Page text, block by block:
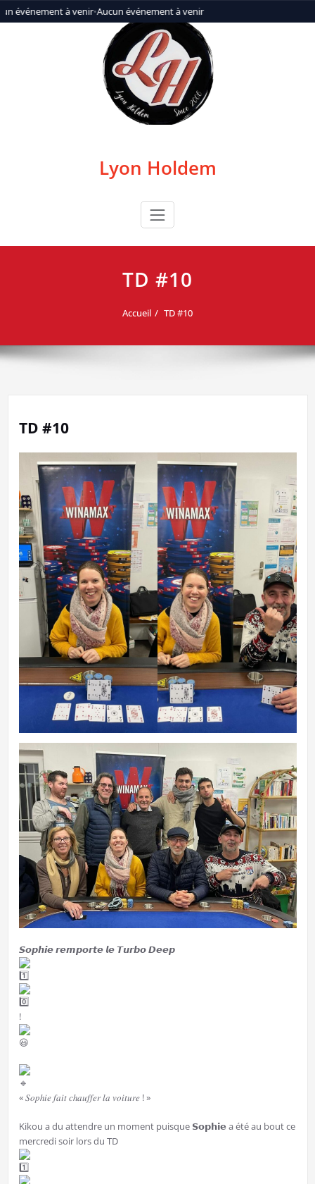
événement à venir•Aucun événement à venir
Aller
au
Lyon Holdem
TD #10
Accueil TD #10
TD #10
𝙎𝙤𝙥𝙝𝙞𝙚 𝙧𝙚𝙢𝙥𝙤𝙧𝙩𝙚 𝙡𝙚 𝙏𝙪𝙧𝙗𝙤 𝘿𝙚𝙚𝙥
!
« 𝑆𝑜𝑝ℎ𝑖𝑒 𝑓𝑎𝑖𝑡 𝑐ℎ𝑎𝑢𝑓𝑓𝑒𝑟 𝑙𝑎 𝑣𝑜𝑖𝑡𝑢𝑟𝑒 ! »
Kikou a du attendre un moment puisque 𝗦𝗼𝗽𝗵𝗶𝗲 a été au bout ce
mercredi soir lors du TD